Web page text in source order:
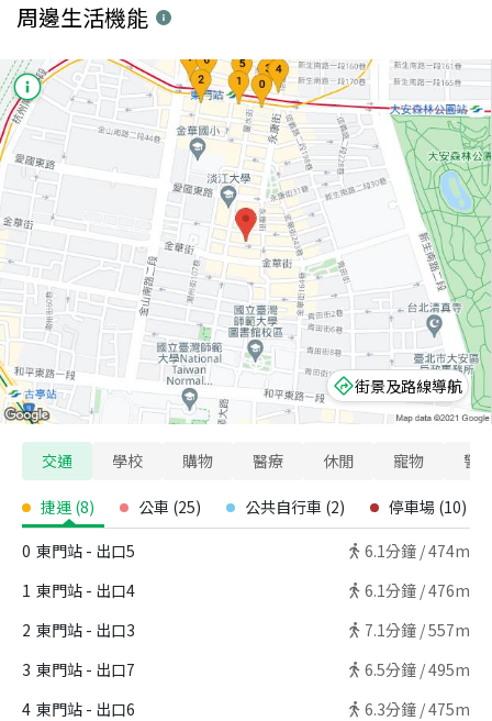
周邊生活機能
街景及路線導航
交通 學校 購物 醫療 休閒 寵物 警
捷運 (8) 公車 (25) 公共自行車 (2) 停車場 (10)
0 東門站 - 出口5 6.1分鐘 /474m
1 東門站 - 出口4 6.1分鐘 /476m
2 東門站 - 出口3 7.1分鐘 /557m
3 東門站 - 出口7 6.5分鐘 /495m
4 東門站 - 出口6 6.3分鐘 /475m